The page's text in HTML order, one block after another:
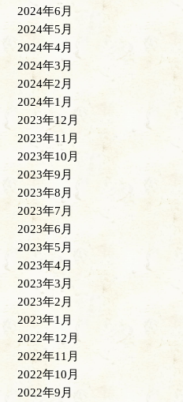
2024年6月
2024年5月
2024年4月
2024年3月
2024年2月
2024年1月
2023年12月
2023年11月
2023年10月
2023年9月
2023年8月
2023年7月
2023年6月
2023年5月
2023年4月
2023年3月
2023年2月
2023年1月
2022年12月
2022年11月
2022年10月
2022年9月